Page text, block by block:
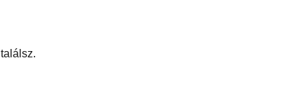
találsz.